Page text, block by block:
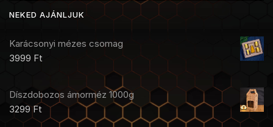
NEKED AJÁNLJUK
Karácsonyi mézes csomag
3999 Ft
Díszdobozos ámorméz 1000g
3299Ft